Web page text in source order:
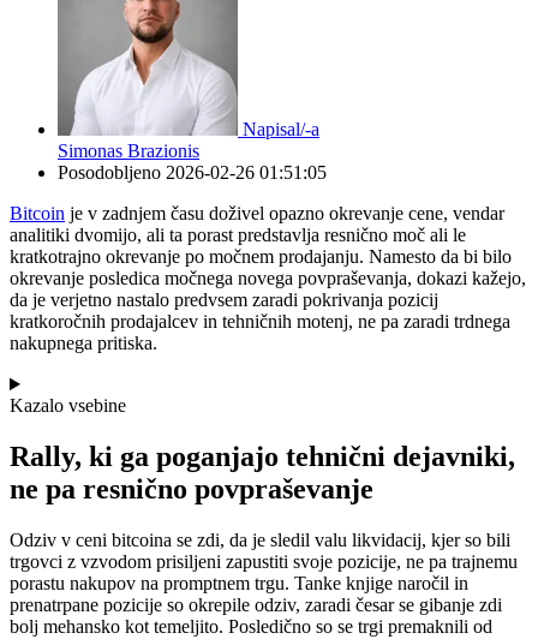
Napisal/-a
Simonas Brazionis
Posodobljeno 2026-02-26 01:51:05
Bitcoin je v zadnjem času doživel opazno okrevanje cene, vendar
analitiki dvomijo, ali ta porast predstavlja resnično moč ali le
kratkotrajno okrevanje po močnem prodajanju. Namesto da bi bilo
okrevanje posledica močnega novega povpraševanja, dokazi kažejo,
da je verjetno nastalo predvsem zaradi pokrivanja pozicij
kratkoročnih prodajalcev in tehničnih motenj, ne pa zaradi trdnega
nakupnega pritiska.
Kazalo vsebine
Rally, ki ga poganjajo tehnični dejavniki,
ne pa resnično povpraševanje
Odziv v ceni bitcoina se zdi, da je sledil valu likvidacij, kjer so bili
trgovci z vzvodom prisiljeni zapustiti svoje pozicije, ne pa trajnemu
porastu nakupov na promptnem trgu. Tanke knjige naročil in
prenatrpane pozicije so okrepile odziv, zaradi česar se gibanje zdi
bolj mehansko kot temeljito. Posledično so se trgi premaknili od